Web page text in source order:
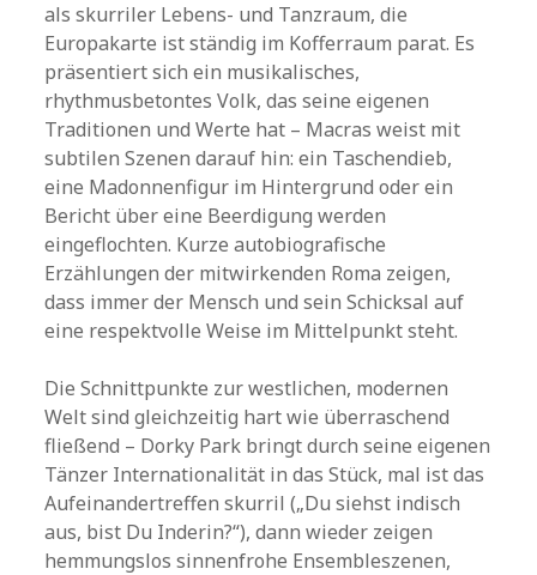
als skurriler Lebens- und Tanzraum, die
Europakarte ist ständig im Kofferraum parat. Es
präsentiert sich ein musikalisches,
rhythmusbetontes Volk, das seine eigenen
Traditionen und Werte hat – Macras weist mit
subtilen Szenen darauf hin: ein Taschendieb,
eine Madonnenfigur im Hintergrund oder ein
Bericht über eine Beerdigung werden
eingeflochten. Kurze autobiografische
Erzählungen der mitwirkenden Roma zeigen,
dass immer der Mensch und sein Schicksal auf
eine respektvolle Weise im Mittelpunkt steht.
Die Schnittpunkte zur westlichen, modernen
Welt sind gleichzeitig hart wie überraschend
fließend – Dorky Park bringt durch seine eigenen
Tänzer Internationalität in das Stück, mal ist das
Aufeinandertreffen skurril („Du siehst indisch
aus, bist Du Inderin?“), dann wieder zeigen
hemmungslos sinnenfrohe Ensembleszenen,